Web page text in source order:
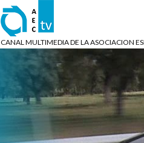
CANAL MULTIMEDIA DE LA ASOCIACION